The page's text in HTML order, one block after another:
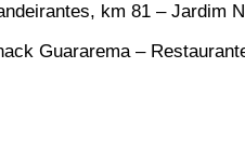
km 81 – Jardim
Guararema –